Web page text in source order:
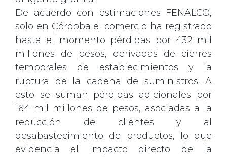
De acuerdo con estimaciones FENALCO,
solo en Córdoba el comercio ha registrado
hasta el momento pérdidas por 432 mil
millones de pesos, derivadas de cierres
temporales de establecimientos y la
ruptura de la cadena de suministros. A
esto se suman pérdidas adicionales por
164 mil millones de pesos, asociadas a la
reducción de clientes y al
desabastecimiento de productos, lo que
evidencia el impacto directo de la